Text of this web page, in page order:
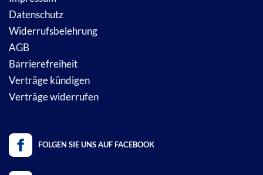
Datenschutz
Widerrufsbelehrung
AGB
Barrierefreiheit
Verträge kündigen
Verträge widerrufen
FOLGEN SIE UNS AUF FACEBOOK